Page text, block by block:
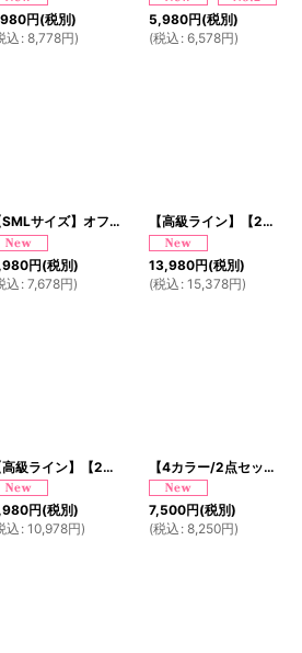
円(税別)
込 : 8,778円)
5,980円(税別)
(税込 : 6,578円)
【SMLサイズ】オフショル フリル ブルーフラワー ミニドレス キャバドレス
円(税別)
込 : 7,678円)
【高級ライン】【2カラー/2点セット】総レース ロングテール 和柄 豪華 帯 花魁 着物 ドレス コスプレ ハロウィン キャバドレス
13,980円(税別)
(税込 : 15,378円)
【高級ライン】【2点セット/3カラー】花柄 煌めくレース 豪華 帯 花魁 着物 ドレス コスプレ ハロウィン キャバドレス
円(税別)
込 : 10,978円)
【4カラー/2点セット】総レース 浴衣風 帯 ロング 浴衣風 豪華 花魁 着物 ドレス コスプレ イベント ハロウィン キャバドレス
7,500円(税別)
(税込 : 8,250円)